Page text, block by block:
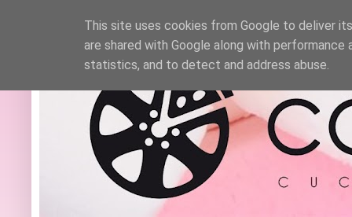
This site uses cookies from Google to deliver
are shared with Google along with
statistics, and to detect and address abuse.